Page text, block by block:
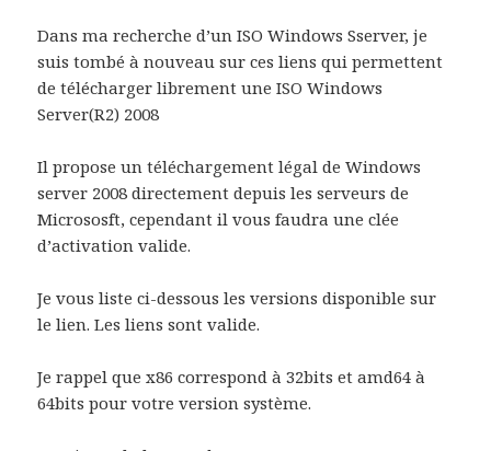
Dans ma recherche d’un ISO Windows Sserver, je
suis tombé à nouveau sur ces liens qui permettent
de télécharger librement une ISO Windows
Server(R2) 2008
Il propose un téléchargement légal de Windows
server 2008 directement depuis les serveurs de
Micrososft, cependant il vous faudra une clée
d’activation valide.
Je vous liste ci-dessous les versions disponible sur
le lien. Les liens sont valide.
Je rappel que x86 correspond à 32bits et amd64 à
64bits pour votre version système.